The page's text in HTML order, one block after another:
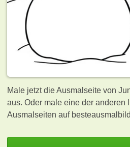
Male jetzt die Ausmalseite von
aus. Oder male eine der anderen
Ausmalseiten auf